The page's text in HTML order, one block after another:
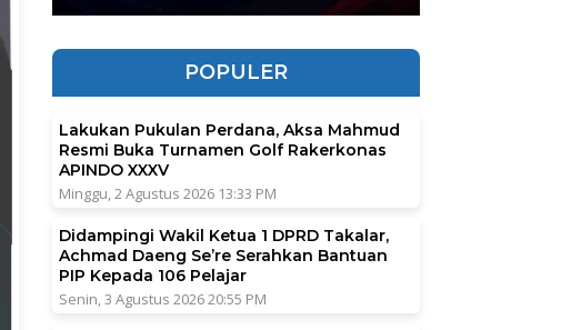
POPULER
Lakukan Pukulan Perdana, Aksa Mahmud
Resmi Buka Turnamen Golf Rakerkonas
APINDO XXXV
Minggu, 2 Agustus 2026 13:33 PM
Didampingi Wakil Ketua 1 DPRD Takalar,
Achmad Daeng Se’re Serahkan Bantuan
PIP Kepada 106 Pelajar
Senin, 3 Agustus 2026 20:55 PM